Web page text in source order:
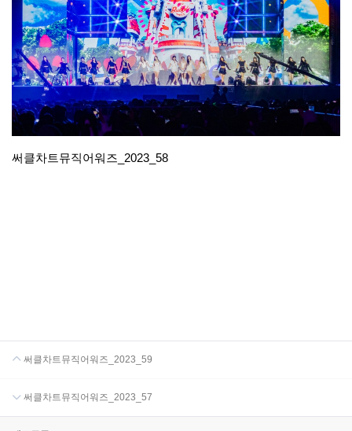
써클차트뮤직어워즈_2023_58
써클차트뮤직어워즈_2023_59
써클차트뮤직어워즈_2023_57